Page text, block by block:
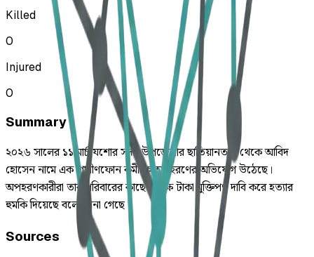
Killed
0
Injured
0
Summary
২০২৬ সালের ১১ মার্চ যশোর সদর উপজেলার ছাতিয়ানতলা থেকে আবিদ
হোসেন নামে এক গ্রামীণফোন কর্মীকে অপহরণের অভিযোগ উঠেছে।
অপহরণকারীরা তার পরিবারের কাছে ১ লক্ষ টাকা মুক্তিপণ দাবি করে হত্যার
হুমকি দিয়েছে বলে জানা গেছে।
Sources